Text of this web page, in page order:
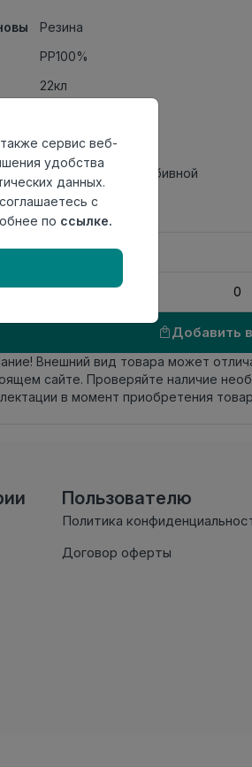
Резина
PP100%
22кл
Актуален
Ковролин иглопробивной
Добавить
Внешний вид товара может
сайте. Проверяйте наличие
в момент приобретения
Пользователю
Политика
Договор оферты
сервис веб-
удобства
данных.
с
по ссылке.